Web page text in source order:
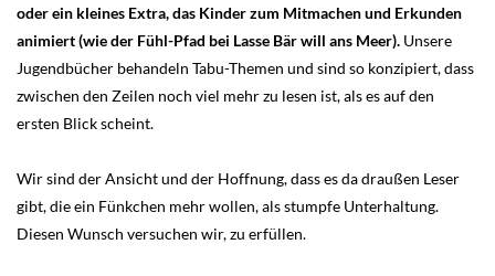
oder ein kleines Extra, das Kinder zum Mitmachen und Erkunden
animiert (wie der Fühl-Pfad bei Lasse Bär will ans Meer). Unsere
Jugendbücher behandeln Tabu-Themen und sind so konzipiert, dass
zwischen den Zeilen noch viel mehr zu lesen ist, als es auf den
ersten Blick scheint.
Wir sind der Ansicht und der Hoffnung, dass es da draußen Leser
gibt, die ein Fünkchen mehr wollen, als stumpfe Unterhaltung.
Diesen Wunsch versuchen wir, zu erfüllen.